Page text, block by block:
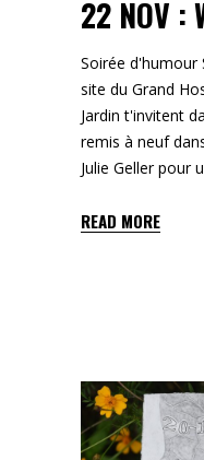
22 NOV :
Soirée d'humour
site du Grand
Jardin t'invitent
remis à neuf
Julie Geller pour
READ MORE